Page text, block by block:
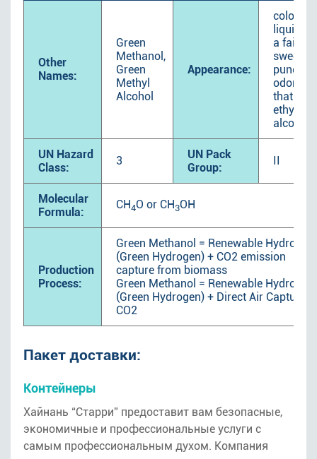
Other
Names:
Green
Methanol,
Green
Methyl
Alcohol
Appearance:
liquid
a faintly
sweet
pungent
odor like
that of
ethyl
alcohol
UN Hazard
Class:
3
UN Pack
Group:
II
Molecular
Formula:
CH4O or CH3OH
Production
Process:
Green Methanol = Renewable Hydrogen
(Green Hydrogen) + CO2 emission
capture from biomass
Green Methanol = Renewable Hydrogen
(Green Hydrogen) + Direct Air Capture
CO2
Пакет доставки:
Контейнеры
Хайнань “Старри” предоставит вам безопасные,
экономичные и профессиональные услуги с
самым профессиональным духом. Компания